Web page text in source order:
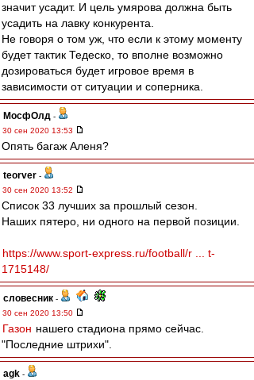
значит усадит. И цель умярова должна быть
усадить на лавку конкурента.
Не говоря о том уж, что если к этому моменту
будет тактик Тедеско, то вполне возможно
дозироваться будет игровое время в
зависимости от ситуации и соперника.
МосфОлд -
30 сен 2020 13:53
Опять багаж Аленя?
teorver -
30 сен 2020 13:52
Список 33 лучших за прошлый сезон.
Наших пятеро, ни одного на первой позиции.
https://www.sport-express.ru/football/r ... t-
1715148/
словесник -
30 сен 2020 13:50
Газон нашего стадиона прямо сейчас.
"Последние штрихи".
agk -